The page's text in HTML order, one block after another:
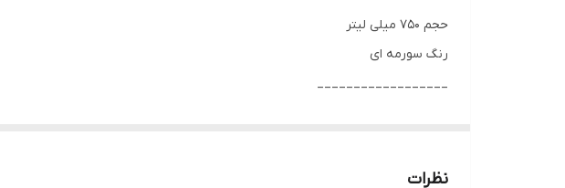
حجم 750 میلی لیتر
رنگ سورمه ای
__________________
● کافیست در اینترنت و فضای مجازی نامِ
نظرات